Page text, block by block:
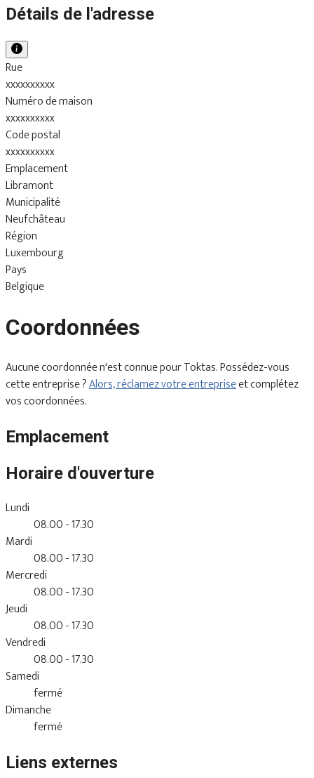
Détails de l'adresse
Rue
xxxxxxxxxx
Numéro de maison
xxxxxxxxxx
Code postal
xxxxxxxxxx
Emplacement
Libramont
Municipalité
Neufchâteau
Région
Luxembourg
Pays
Belgique
Coordonnées
Aucune coordonnée n'est connue pour Toktas. Possédez-vous
cette entreprise ?Alors, réclamez votre entrepriseet complétez
vos coordonnées.
Emplacement
Horaire d'ouverture
Lundi
08.00 - 17.30
Mardi
08.00 - 17.30
Mercredi
08.00 - 17.30
Jeudi
08.00 - 17.30
Vendredi
08.00 - 17.30
Samedi
fermé
Dimanche
fermé
Liens externes